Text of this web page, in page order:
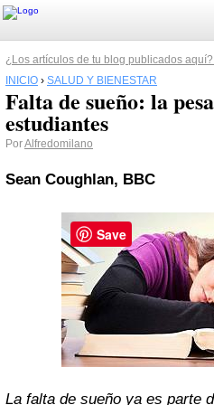
¿Los artículos de tu blog publicados
INICIO › SALUD Y BIENESTAR
Falta de sueño: la
estudiantes
PorAlfredomilano
Sean Coughlan, BBC
La falta de sueño ya es parte
Save